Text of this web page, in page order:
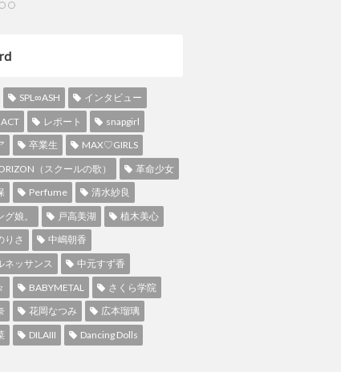
SPL∞ASH
インタビュー
ACT
レポート
snapgirl
卒業生
MAX♡GIRLS
（スクールの歌）
革命少女
Perfume
清水紗良
娘。
戸高美湖
植木美心
りさ
中嶋朝香
ネッサンス
中元すず香
BABYMETAL
さくら学院
花岡なつみ
広本瑠璃
DILAIII Dancing Dolls